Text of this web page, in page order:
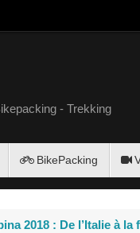
- Trekking
BikePacking
2018 : De l’Italie à